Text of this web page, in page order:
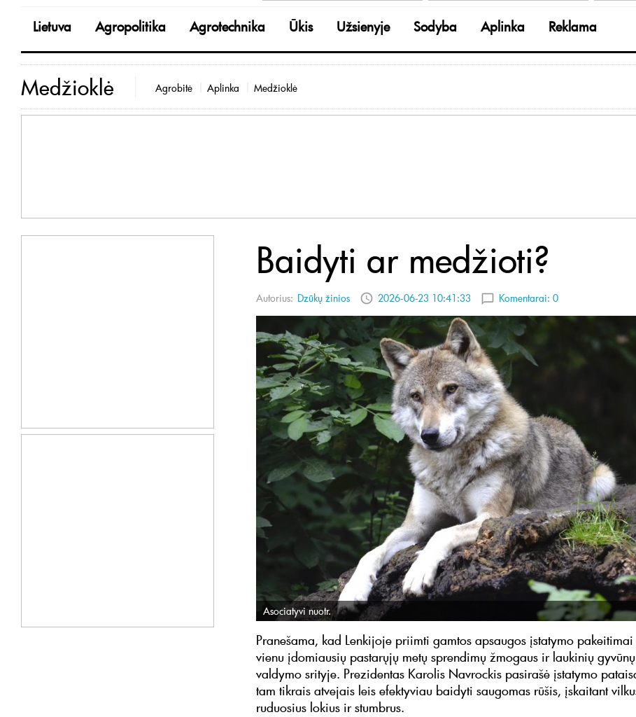
Lietuva Agropolitika Agrotechnika Ūkis Užsienyje Sodyba Aplinka Reklama
Medžioklė Agrobitė Aplinka Medžioklė
Baidyti ar medžioti?
Autorius: Dzūkų žinios 2026-06-23 10:41:33 Komentarai: 0
Asociatyvi nuotr.
Pranešama, kad Lenkijoje priimti gamtos apsaugos įstatymo
vienu įdomiausių pastarųjų metų sprendimų žmogaus ir laukinių
valdymo srityje. Prezidentas Karolis Navrockis pasirašė įstatymo
tam tikrais atvejais leis efektyviau baidyti saugomas rūšis, įskaitant
ruduosius lokius ir stumbrus.